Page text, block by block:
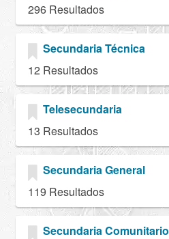
296 Resultados
Secundaria Técnica
12 Resultados
Telesecundaria
13 Resultados
Secundaria General
119 Resultados
Secundaria Comunitario